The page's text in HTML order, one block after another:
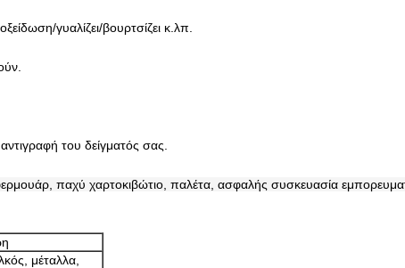
γυαλίζει/βουρτσίζει κ.λπ.
του δείγματός σας.
παχύ χαρτοκιβώτιο, παλέτα, ασφαλής συσκευασία
μέταλλα,